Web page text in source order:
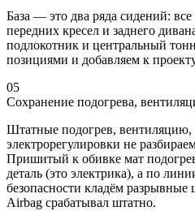
База — это два ряда сидений:
передних кресел и заднего
подлокотник и центральный
позициями и добавляем к
05
Сохранение подогрева,
Штатные подогрев, вентиляцию,
электрорегулировки не
Пришитый к обивке мат
деталь (это электрика), а по
безопасности кладём
Airbag срабатывал штатно.